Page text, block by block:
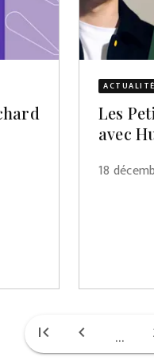
ACTUALITÉ
Les
avec
18
first_page chevron_left ...